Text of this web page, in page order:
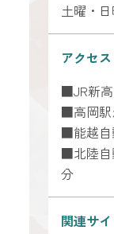
土曜・
アクセス
■JR新高
■高岡駅
■能越自
■北陸自
分
関連サイ